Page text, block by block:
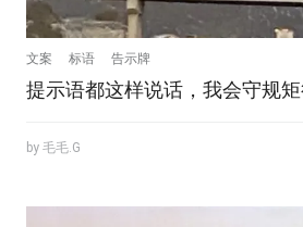
文案 标语 告示牌
提示语都这样说话，我会守规
by 毛毛.G